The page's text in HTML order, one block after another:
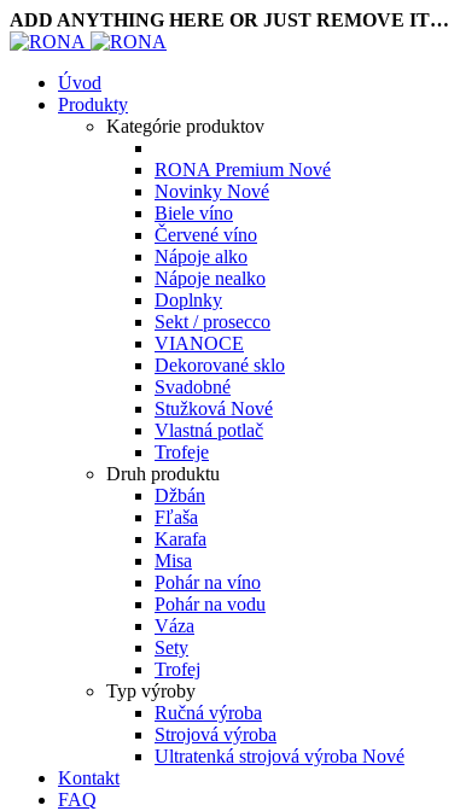
ADD ANYTHING HERE OR JUST REMOVE IT…
Úvod
Produkty
Kategórie produktov
RONA Premium Nové
Novinky Nové
Biele víno
Červené víno
Nápoje alko
Nápoje nealko
Doplnky
Sekt / prosecco
VIANOCE
Dekorované sklo
Svadobné
Stužková Nové
Vlastná potlač
Trofeje
Druh produktu
Džbán
Fľaša
Karafa
Misa
Pohár na víno
Pohár na vodu
Váza
Sety
Trofej
Typ výroby
Ručná výroba
Strojová výroba
Ultratenká strojová výroba Nové
Kontakt
FAQ